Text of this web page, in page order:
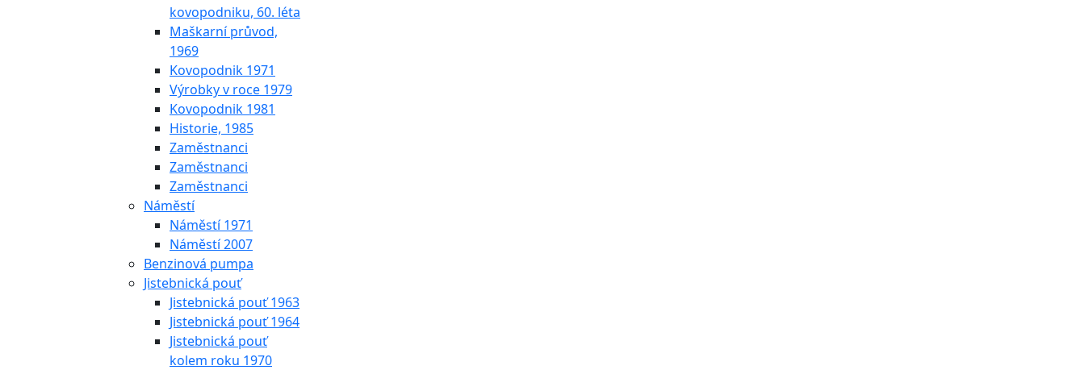
kovopodniku, 60. léta
Maškarní průvod,
1969
Kovopodnik 1971
Výrobky v roce 1979
Kovopodnik 1981
Historie, 1985
Zaměstnanci
Zaměstnanci
Zaměstnanci
Náměstí
Náměstí 1971
Náměstí 2007
Benzinová pumpa
Jistebnická pouť
Jistebnická pouť 1963
Jistebnická pouť 1964
Jistebnická pouť
kolem roku 1970